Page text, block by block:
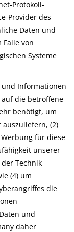
Protokoll-
Provider des
Daten und
von
Systeme
Informationen
auf die betroffene
benötigt, um
(2)
für diese
unserer
Technik
(4) um
die
und
daher